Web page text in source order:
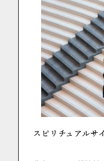
スピリチュアル